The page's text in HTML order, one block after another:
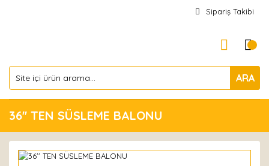
Sipariş Takibi
ARA
36'' TEN SÜSLEME BALONU